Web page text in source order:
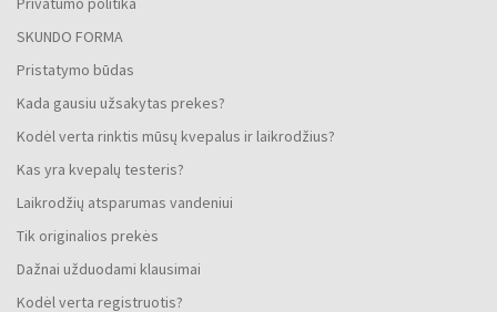
SKUNDO FORMA
Pristatymo būdas
Kada gausiu užsakytas prekes?
Kodėl verta rinktis mūsų kvepalus ir laikrodžius?
Kas yra kvepalų testeris?
Laikrodžių atsparumas vandeniui
Tik originalios prekės
Dažnai užduodami klausimai
Kodėl verta registruotis?